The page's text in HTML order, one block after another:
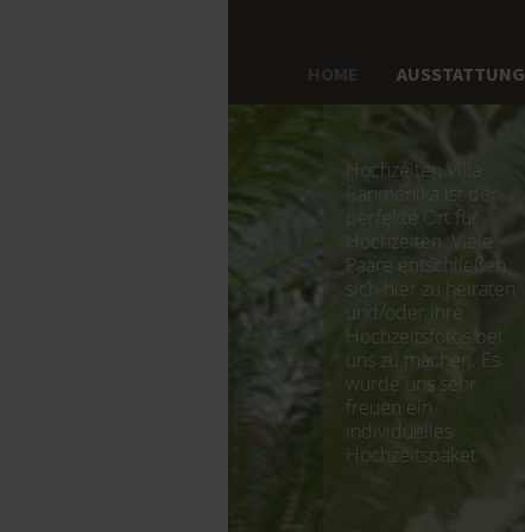
HOME AUSSTATTUNG
Hochzeiten Villa
Ranmenika ist der
perfekte Ort für
Hochzeiten. Viele
Paare entschließen
sich hier zu heiraten
und/oder ihre
Hochzeitsfotos bei
uns zu machen. Es
würde uns sehr
freuen ein
individuelles
Hochzeitspaket